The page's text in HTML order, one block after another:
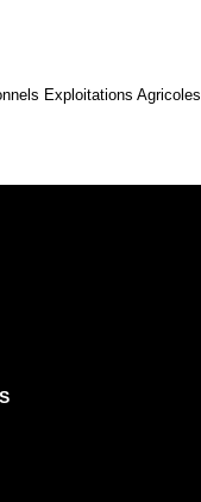
Exploitations